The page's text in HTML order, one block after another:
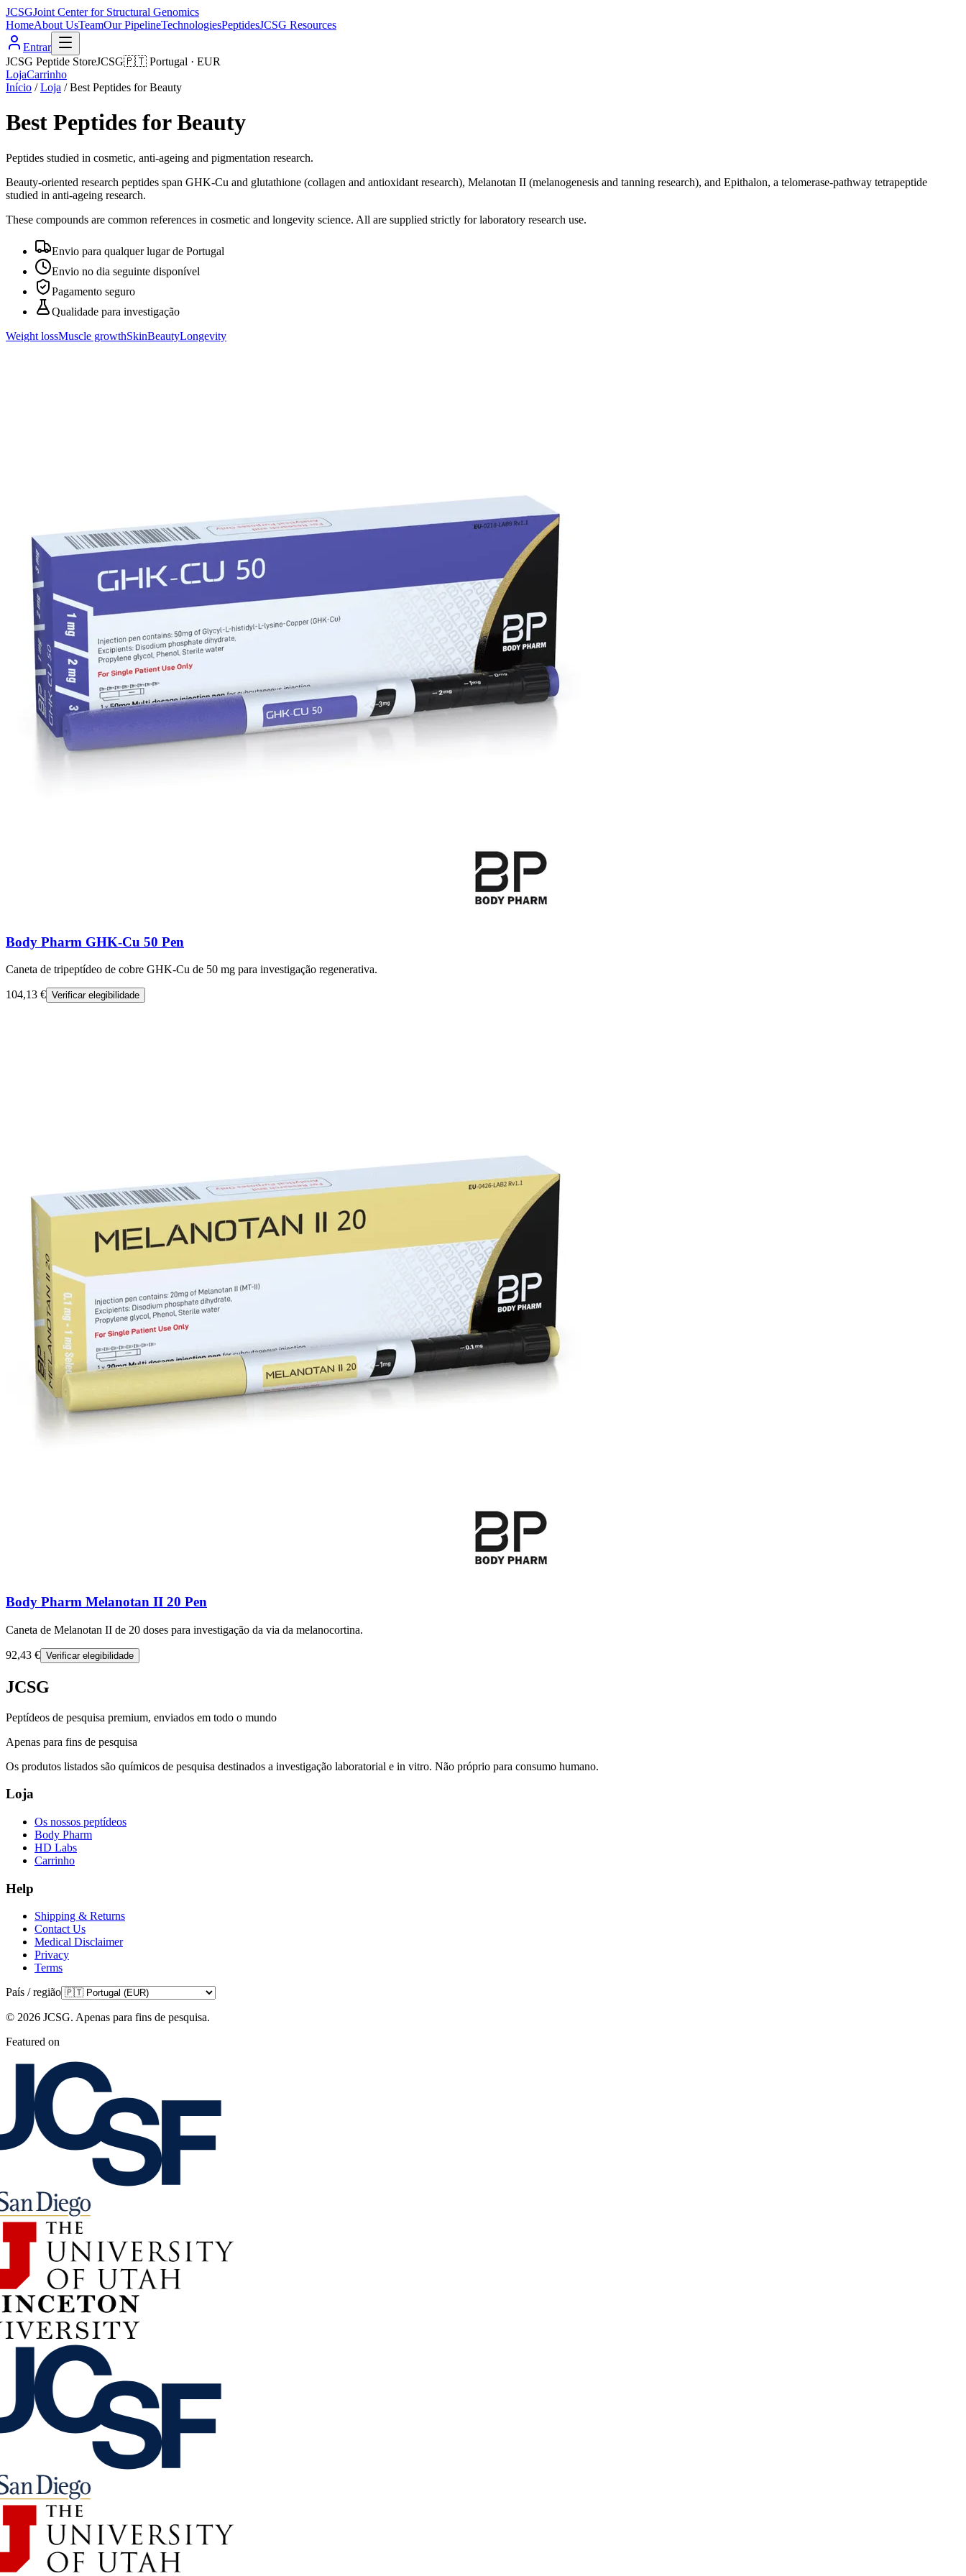
JCSGJoint Center for Structural Genomics
HomeAbout UsTeamOur PipelineTechnologiesPeptidesJCSG Resources
Entrar
JCSG Peptide StoreJCSG🇵🇹 Portugal · EUR
LojaCarrinho
Início / Loja /Best Peptides for Beauty
Best Peptides for Beauty
Peptides studied in cosmetic, anti-ageing and pigmentation research.
Beauty-oriented research peptides span GHK-Cu and glutathione (collagen and antioxidant research), Melanotan II (melanogenesis and tanning research), and Epithalon, a telomerase-pathway tetrapeptide
studied in anti-ageing research.
These compounds are common references in cosmetic and longevity science. All are supplied strictly for laboratory research use.
Envio para qualquer lugar de Portugal
Envio no dia seguinte disponível
Pagamento seguro
Qualidade para investigação
Weight lossMuscle growthSkinBeautyLongevity
Body Pharm GHK-Cu 50 Pen
Caneta de tripeptídeo de cobre GHK-Cu de 50 mg para investigação regenerativa.
104,13 € Verificar elegibilidade
Body Pharm Melanotan II 20 Pen
Caneta de Melanotan II de 20 doses para investigação da via da melanocortina.
92,43 € Verificar elegibilidade
JCSG
Peptídeos de pesquisa premium, enviados em todo o mundo
Apenas para fins de pesquisa
Os produtos listados são químicos de pesquisa destinados a investigação laboratorial e in vitro. Não próprio para consumo humano.
Loja
Os nossos peptídeos
Body Pharm
HD Labs
Carrinho
Help
Shipping & Returns
Contact Us
Medical Disclaimer
Privacy
Terms
País / região
© 2026 JCSG. Apenas para fins de pesquisa.
Featured on